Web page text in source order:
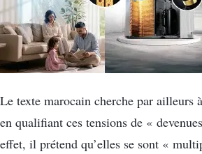
Le texte marocain cherche par ailleurs
en qualifiant ces tensions de «
effet, il prétend qu’elles se sont «